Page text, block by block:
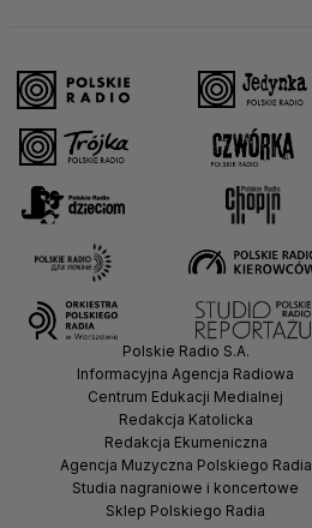
Polskie Radio S.A.
Informacyjna Agencja Radiowa
Centrum Edukacji Medialnej
Redakcja Katolicka
Redakcja Ekumeniczna
Agencja Muzyczna Polskiego Radia
Studia nagraniowe i koncertowe
Sklep Polskiego Radia